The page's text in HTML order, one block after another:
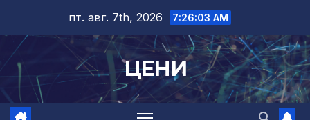
content
пт. авг. 7th, 2026 7:26:04 AM
ЦЕНИ